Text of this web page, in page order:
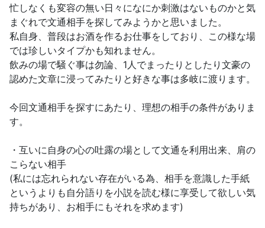
忙しなくも変容の無い日々になにか刺激はないものかと気
まぐれで文通相手を探してみようかと思いました。
私自身、普段はお酒を作るお仕事をしており、この様な場
では珍しいタイプかも知れません。
飲みの場で騒ぐ事は勿論、1人でまったりとしたり文豪の
認めた文章に浸ってみたりと好きな事は多岐に渡ります。
今回文通相手を探すにあたり、理想の相手の条件がありま
す。
・互いに自身の心の吐露の場として文通を利用出来、肩の
こらない相手
(私には忘れられない存在がいる為、相手を意識した手紙
というよりも自分語りを小説を読む様に享受して欲しい気
持ちがあり、お相手にもそれを求めます)